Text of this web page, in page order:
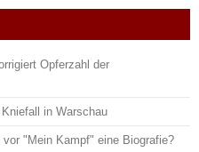
Opferzahl der
in Warschau
"Mein Kampf" eine Biografie?